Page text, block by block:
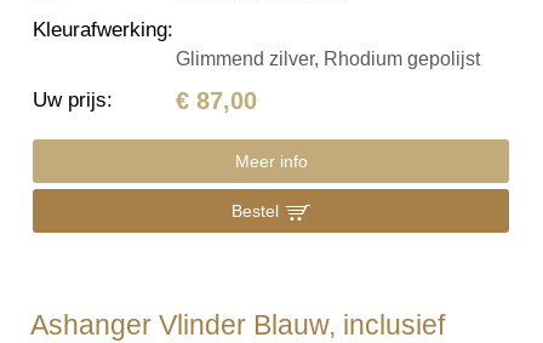
Kleurafwerking:
Glimmend zilver, Rhodium gepolijst
Uw prijs: € 87,00
Meer info
Bestel
Ashanger Vlinder Blauw, inclusief